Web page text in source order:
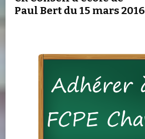
Paul Bert du 15 mars 2016